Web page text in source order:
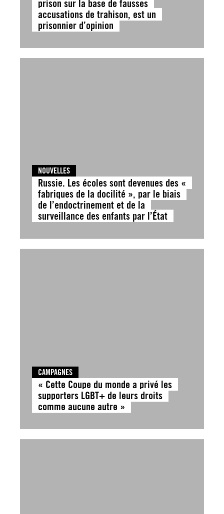
prison sur la base de fausses
accusations de trahison, est un
prisonnier d’opinion
NOUVELLES
Russie. Les écoles sont devenues des «
fabriques de la docilité », par le biais
de l’endoctrinement et de la
surveillance des enfants par l’État
CAMPAGNES
« Cette Coupe du monde a privé les
supporters LGBT+ de leurs droits
comme aucune autre »